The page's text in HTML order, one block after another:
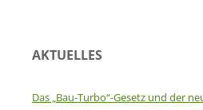
AKTUELLES
Das „Bau-Turbo“-Gesetz und der